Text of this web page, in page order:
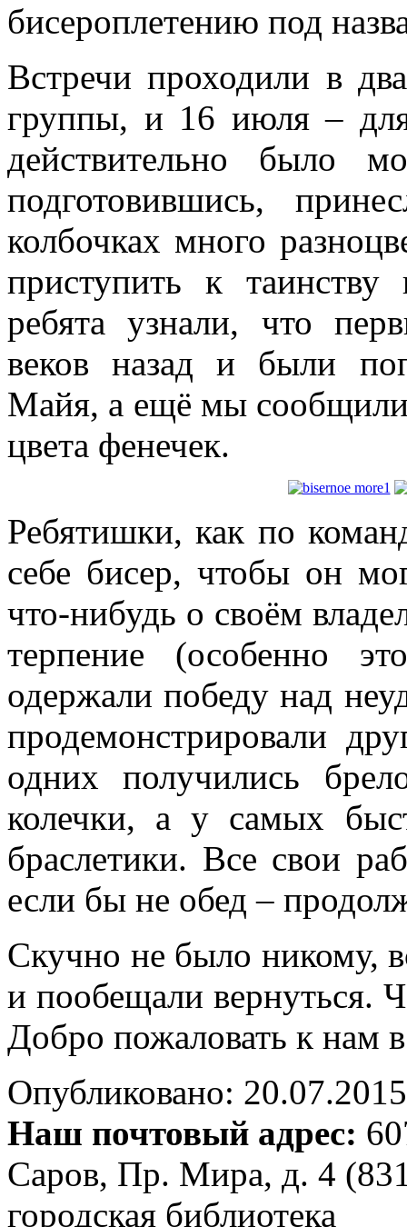
бисероплетению под
Встречи проходили в
группы, и 16 июля –
действительно было
подготовившись,
колбочках много
приступить к таинству
ребята узнали, что
веков назад и были
Майя, а ещё мы сообщили
цвета фенечек.
Ребятишки, как по
себе бисер, чтобы он
что-нибудь о своём
терпение (особенно
одержали победу над
продемонстрировали
одних получились
колечки, а у самых
браслетики. Все свои
если бы не обед –
Скучно не было никому,
и пообещали вернуться.
Добро пожаловать к нам
Опубликовано:
Наш почтовый адрес:
Саров, Пр. Мира, д. 4
городская библиотека